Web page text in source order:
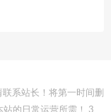
系站长！将第一时间删